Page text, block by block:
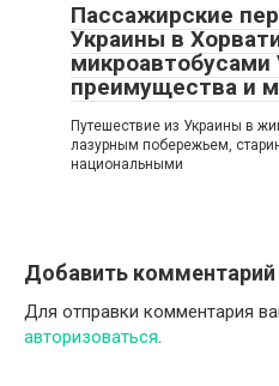
Пассажирские
Украины в
микроавтобусами
преимущества и
Путешествие из Украины в
лазурным побережьем,
национальными
Добавить комментарий
Для отправки комментария
авторизоваться.